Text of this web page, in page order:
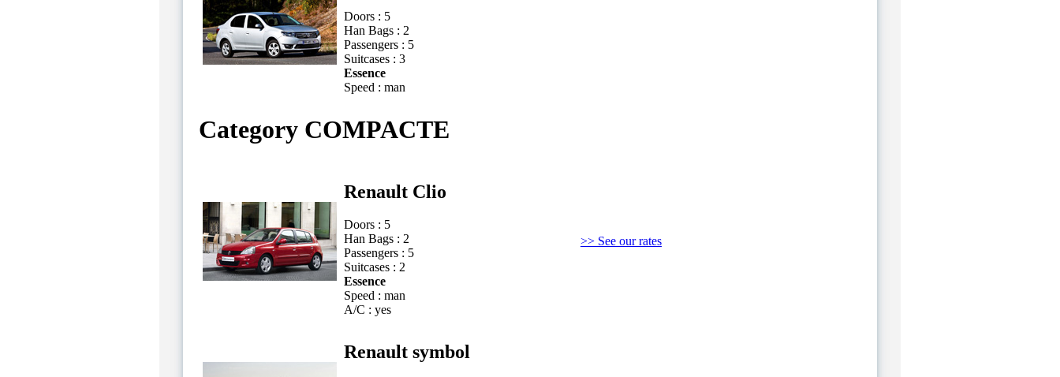
Doors : 5
Han Bags : 2
Passengers : 5
Suitcases : 3
Essence
Speed : man
Category COMPACTE
Renault Clio
Doors : 5
Han Bags : 2
Passengers : 5
Suitcases : 2
Essence
Speed : man
A/C : yes
>> See our rates
Renault symbol